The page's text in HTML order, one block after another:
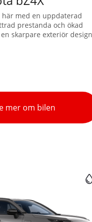
här med en uppdaterad
prestanda och ökad
skarpare exteriör
för snabbare laddning
Ruttplanering med
och baseras på bilens
räckvidd och
mer om bilen